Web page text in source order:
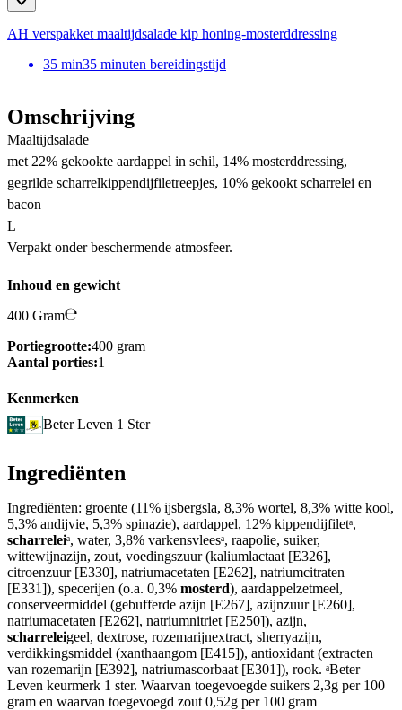
AH verspakket maaltijdsalade kip honing-mosterddressing
35 min35 minuten bereidingstijd
Omschrijving
Maaltijdsalade
met 22% gekookte aardappel in schil, 14% mosterddressing,
gegrilde scharrelkippendijfiletreepjes, 10% gekookt scharrelei en
bacon
L
Verpakt onder beschermende atmosfeer.
Inhoud en gewicht
400 Gram
Portiegrootte:400 gram
Aantal porties:1
Kenmerken
Beter Leven 1 Ster
Ingrediënten
Ingrediënten: groente (11% ijsbergsla, 8,3% wortel, 8,3% witte kool,
5,3% andijvie, 5,3% spinazie), aardappel, 12% kippendijfiletᵃ,
scharreleiᵃ, water, 3,8% varkensvleesᵃ, raapolie, suiker,
wittewijnazijn, zout, voedingszuur (kaliumlactaat [E326],
citroenzuur [E330], natriumacetaten [E262], natriumcitraten
[E331]), specerijen (o.a. 0,3% mosterd), aardappelzetmeel,
conserveermiddel (gebufferde azijn [E267], azijnzuur [E260],
natriumacetaten [E262], natriumnitriet [E250]), azijn,
scharreleigeel, dextrose, rozemarijnextract, sherryazijn,
verdikkingsmiddel (xanthaangom [E415]), antioxidant (extracten
van rozemarijn [E392], natriumascorbaat [E301]), rook. ᵃBeter
Leven keurmerk 1 ster. Waarvan toegevoegde suikers 2,3g per 100
gram en waarvan toegevoegd zout 0,52g per 100 gram